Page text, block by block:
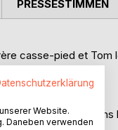
casse-pied et
secrètes
PRESSESTIMMEN
Website.
Daneben verwenden